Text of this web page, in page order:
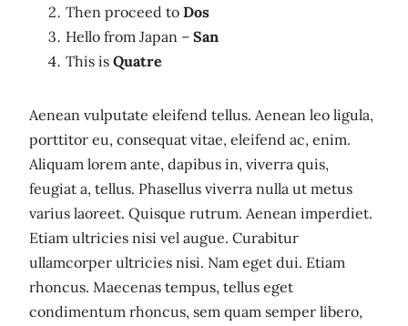
Then proceed to Dos
Hello from Japan – San
This is Quatre
Aenean vulputate eleifend tellus. Aenean leo ligula,
porttitor eu, consequat vitae, eleifend ac, enim.
Aliquam lorem ante, dapibus in, viverra quis,
feugiat a, tellus. Phasellus viverra nulla ut metus
varius laoreet. Quisque rutrum. Aenean imperdiet.
Etiam ultricies nisi vel augue. Curabitur
ullamcorper ultricies nisi. Nam eget dui. Etiam
rhoncus. Maecenas tempus, tellus eget
condimentum rhoncus, sem quam semper libero,